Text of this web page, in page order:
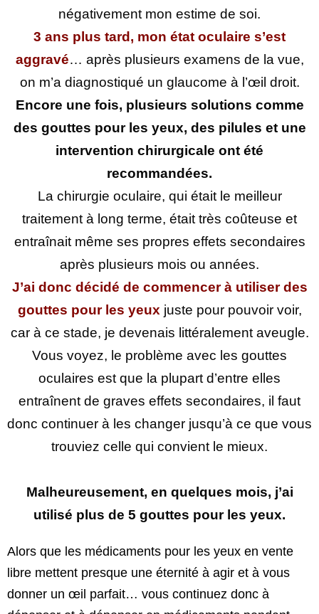
négativement mon estime de soi.
3 ans plus tard, mon état oculaire s’est
aggravé… après plusieurs examens de la vue,
on m’a diagnostiqué un glaucome à l’œil droit.
Encore une fois, plusieurs solutions comme
des gouttes pour les yeux, des pilules et une
intervention chirurgicale ont été
recommandées.
La chirurgie oculaire, qui était le meilleur
traitement à long terme, était très coûteuse et
entraînait même ses propres effets secondaires
après plusieurs mois ou années.
J’ai donc décidé de commencer à utiliser des
gouttes pour les yeuxjuste pour pouvoir voir,
car à ce stade, je devenais littéralement aveugle.
Vous voyez, le problème avec les gouttes
oculaires est que la plupart d’entre elles
entraînent de graves effets secondaires, il faut
donc continuer à les changer jusqu’à ce que vous
trouviez celle qui convient le mieux.
Malheureusement, en quelques mois, j’ai
utilisé plus de 5 gouttes pour les yeux.
Alors que les médicaments pour les yeux en vente
libre mettent presque une éternité à agir et à vous
donner un œil parfait… vous continuez donc à